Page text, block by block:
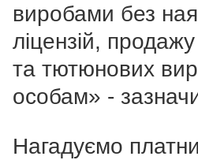
виробами без
ліцензій,
та тютюнових
особам» -
Нагадуємо